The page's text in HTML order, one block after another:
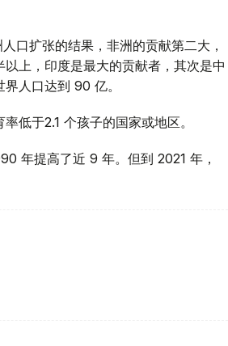
口扩张的结果，非洲的贡献第二大，
上，印度是最大的贡献者，其次是中
人口达到 90 亿。
低于2.1 个孩子的国家或地区。
年提高了近 9 年。但到 2021 年，